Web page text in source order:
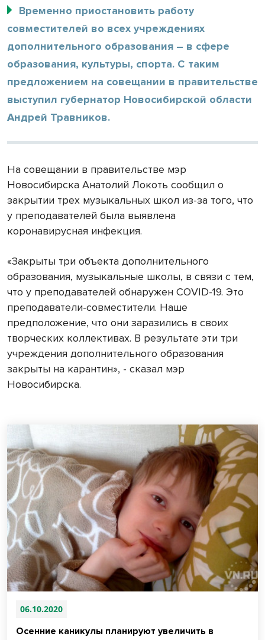
Временно приостановить работу
совместителей во всех учреждениях
дополнительного образования – в сфере
образования, культуры, спорта. С таким
предложением на совещании в правительстве
выступил губернатор Новосибирской области
Андрей Травников.
На совещании в правительстве мэр
Новосибирска Анатолий Локоть сообщил о
закрытии трех музыкальных школ из-за того, что
у преподавателей была выявлена
коронавирусная инфекция.
«Закрыты три объекта дополнительного
образования, музыкальные школы, в связи с тем,
что у преподавателей обнаружен COVID-19. Это
преподаватели-совместители. Наше
предположение, что они заразились в своих
творческих коллективах. В результате эти три
учреждения дополнительного образования
закрыты на карантин», - сказал мэр
Новосибирска.
06.10.2020
Осенние каникулы планируют увеличить в